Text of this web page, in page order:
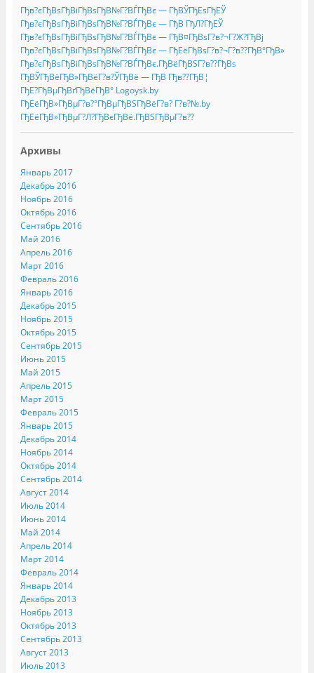
Гђв?єГђВѕГђВіГђВѕГђВ№Г?ВЃГђВє — ГђВЎГђЕѕГђЕЎ
Гђв?єГђВѕГђВіГђВѕГђВ№Г?ВЃГђВє — ГђВ ГђЛ?ГђЕЎ
Гђв?єГђВѕГђВіГђВѕГђВ№Г?ВЃГђВє — ГђВ¤ГђВѕГ?в?¬Г?Ж?ГђВј
Гђв?єГђВѕГђВіГђВѕГђВ№Г?ВЃГђВє — ГђЕёГђВѕГ?в?¬Г?в??ГђВ°ГђВ»
Гђв?єГђВѕГђВіГђВѕГђВ№Г?ВЃГђВє.ГђВёГђВЅГ?в??ГђВѕ
ГђВЎГђВёГђВ»ГђВёГ?в?ЎГђВё — ГђВ Гђв??ГђВ¦
ГђЕ?ГђВµГђВґГђВёГђВ° Logoysk.by
ГђЕёГђВ»ГђВµГ?в?°ГђВµГђВЅГђВёГ?в? Г?в?№.by
ГђЕёГђВ»ГђВµГ?Л?ГђВєГђВё.ГђВЅГђВµГ?в??
Архивы
Январь 2017
Декабрь 2016
Ноябрь 2016
Октябрь 2016
Сентябрь 2016
Май 2016
Апрель 2016
Март 2016
Февраль 2016
Январь 2016
Декабрь 2015
Ноябрь 2015
Октябрь 2015
Сентябрь 2015
Июнь 2015
Май 2015
Апрель 2015
Март 2015
Февраль 2015
Январь 2015
Декабрь 2014
Ноябрь 2014
Октябрь 2014
Сентябрь 2014
Август 2014
Июль 2014
Июнь 2014
Май 2014
Апрель 2014
Март 2014
Февраль 2014
Январь 2014
Декабрь 2013
Ноябрь 2013
Октябрь 2013
Сентябрь 2013
Август 2013
Июль 2013